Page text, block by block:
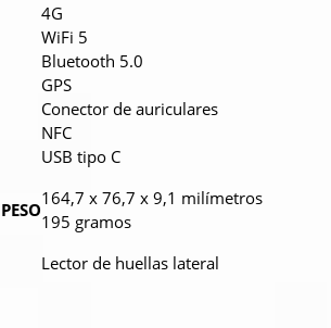
4G
WiFi 5
Bluetooth 5.0
GPS
Conector de auriculares
NFC
USB tipo C
164,7 x 76,7 x 9,1 milímetros
195 gramos
Lector de huellas lateral